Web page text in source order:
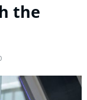
the